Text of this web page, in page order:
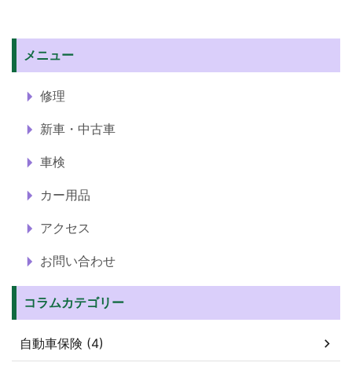
メニュー
修理
新車・中古車
車検
カー用品
アクセス
お問い合わせ
コラムカテゴリー
自動車保険 (4)